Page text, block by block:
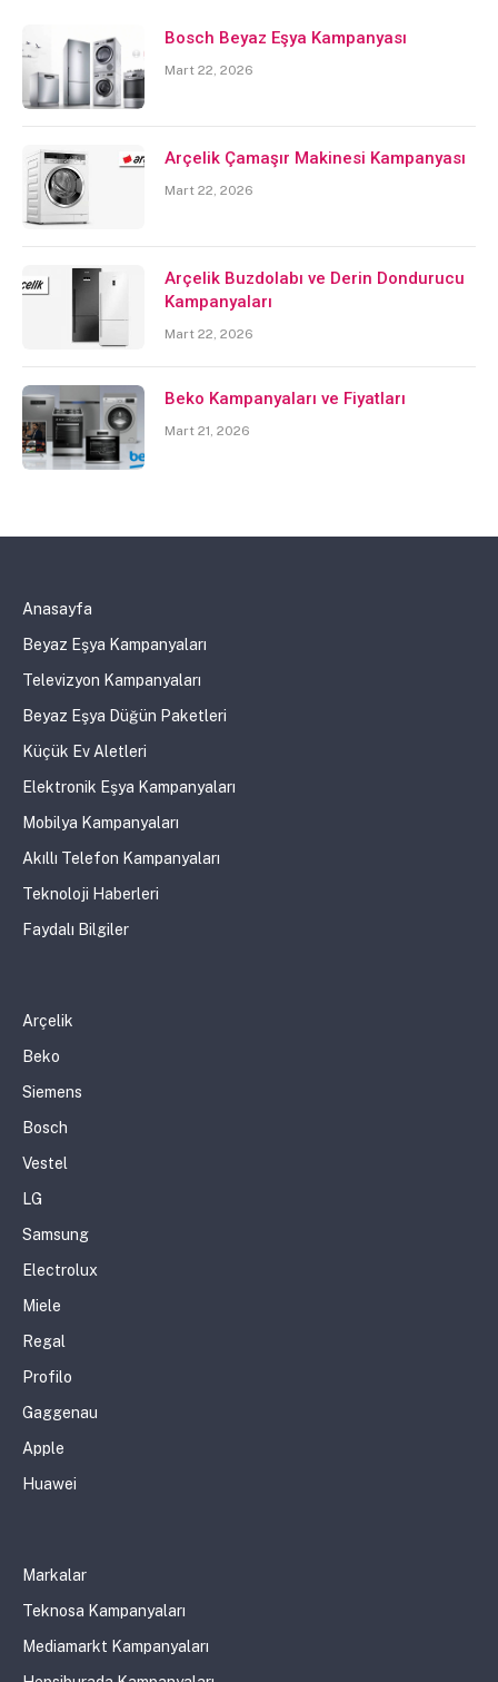
Bosch Beyaz Eşya Kampanyası
Mart 22, 2026
Arçelik Çamaşır Makinesi Kampanyası
Mart 22, 2026
Arçelik Buzdolabı ve Derin Dondurucu
Kampanyaları
Mart 22, 2026
Beko Kampanyaları ve Fiyatları
Mart 21, 2026
Anasayfa
Beyaz Eşya Kampanyaları
Televizyon Kampanyaları
Beyaz Eşya Düğün Paketleri
Küçük Ev Aletleri
Elektronik Eşya Kampanyaları
Mobilya Kampanyaları
Akıllı Telefon Kampanyaları
Teknoloji Haberleri
Faydalı Bilgiler
Arçelik
Beko
Siemens
Bosch
Vestel
LG
Samsung
Electrolux
Miele
Regal
Profilo
Gaggenau
Apple
Huawei
Markalar
Teknosa Kampanyaları
Mediamarkt Kampanyaları